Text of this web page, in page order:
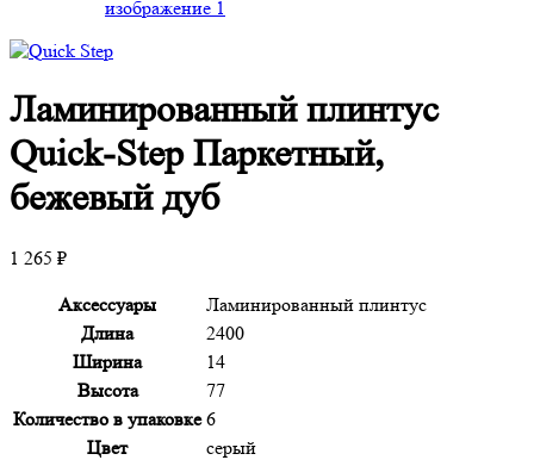
Ламинированный плинтус
Quick-Step Паркетный,
бежевый дуб
1 265 ₽
Аксессуары
Ламинированный плинтус
Длина
2400
Ширина
14
Высота
77
Количество в упаковке 6
Цвет
серый